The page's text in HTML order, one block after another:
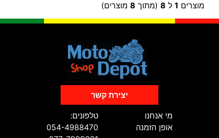
מוצרים 1 ל 8 (מתוך 8 מוצרים)
מי אנחנו
אופן הזמנה
טלפונים:
054-4988470
יצירת קשר